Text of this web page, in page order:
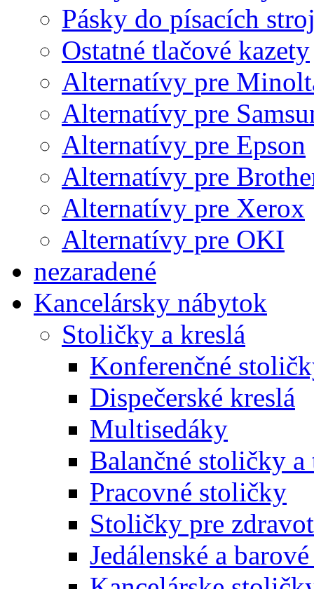
Pásky do písacích
Ostatné tlačové kazety
Alternatívy pre
Alternatívy pre
Alternatívy pre Epson
Alternatívy pre
Alternatívy pre Xerox
Alternatívy pre OKI
nezaradené
Kancelársky nábytok
Stoličky a kreslá
Konferenčné
Dispečerské kreslá
Multisedáky
Balančné stoličky a
Pracovné stoličky
Stoličky pre
Jedálenské a